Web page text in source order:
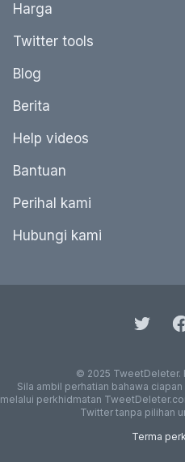
Harga
Twitter tools
Blog
Berita
Help videos
Bantuan
Perihal kami
Hubungi kami
© 2025 TweetDeleter.
Sila ambil perhatian bahawa
melalui perkhidmatan
Twitter tanpa pilihan
Terma